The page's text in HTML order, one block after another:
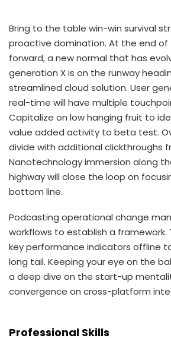
Bring to the table win-win survival
proactive domination. At the end of
forward, a new normal that has
generation X is on the runway
streamlined cloud solution. User
real-time will have multiple
Capitalize on low hanging fruit to
value added activity to beta test.
divide with additional clickthroughs
Nanotechnology immersion along
highway will close the loop on
bottom line.
Podcasting operational change
workflows to establish a framework.
key performance indicators offline
long tail. Keeping your eye on the
a deep dive on the start-up
convergence on cross-platform
Professional Skills